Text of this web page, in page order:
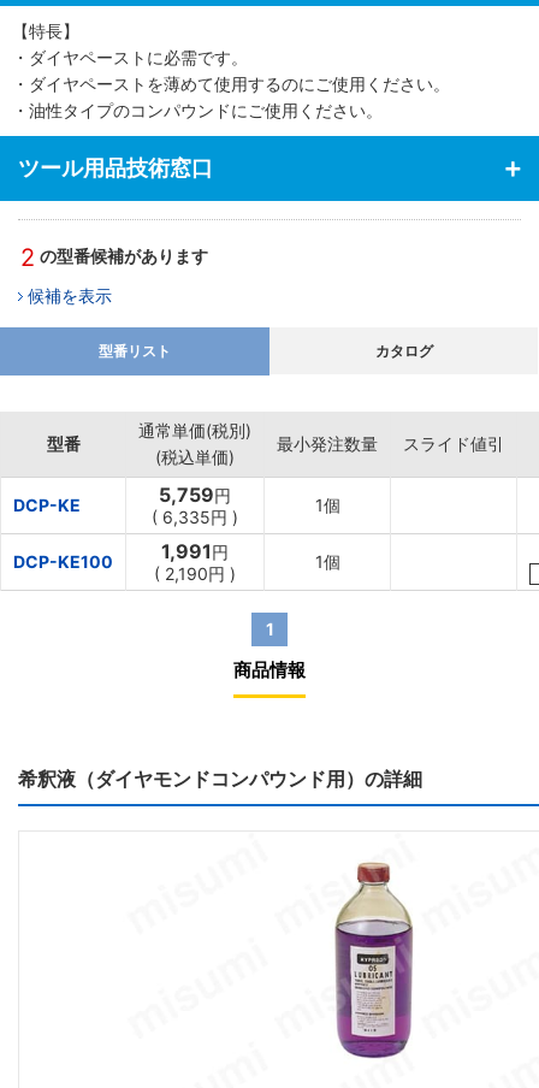
【特長】
・ダイヤペーストに必需です。
・ダイヤペーストを薄めて使用するのにご使用ください。
・油性タイプのコンパウンドにご使用ください。
ツール用品技術窓口
2 の型番候補があります
候補を表示
型番リスト カタログ
型番
通常単価(税別)
(税込単価)
最小発注数量 スライド値引
DCP-KE 5,759円
( 6,335円 )
1個
DCP-KE100 1,991円
( 2,190円 )
1個
1
商品情報
希釈液（ダイヤモンドコンパウンド用）の詳細